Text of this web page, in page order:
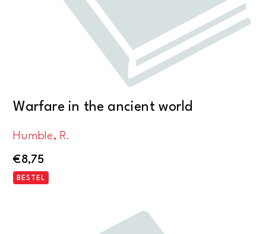
Warfare in the ancient world
Humble, R.
€8,75
BESTEL